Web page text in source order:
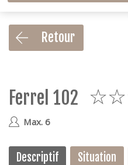
Retour
Ferrel 102
Max. 6
Descriptif Situation